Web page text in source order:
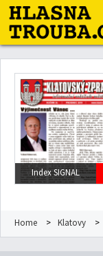
Leaflet| Map data ©
Index SIGNAL
Home > Klatovy >